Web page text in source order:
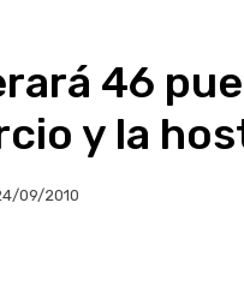
46
y la
09/2010